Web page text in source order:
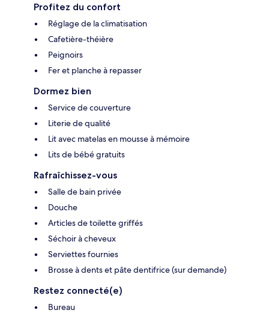
Profitez du confort
Réglage de la climatisation
Cafetière-théière
Peignoirs
Fer et planche à repasser
Dormez bien
Service de couverture
Literie de qualité
Lit avec matelas en mousse à mémoire
Lits de bébé gratuits
Rafraîchissez-vous
Salle de bain privée
Douche
Articles de toilette griffés
Séchoir à cheveux
Serviettes fournies
Brosse à dents et pâte dentifrice (sur demande)
Restez connecté(e)
Bureau